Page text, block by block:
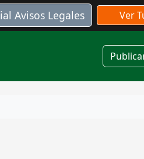
Avisos Legales Ver